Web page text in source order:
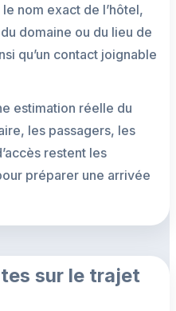
nom exact de l’hôtel,
domaine ou du lieu de
qu’un contact joignable
estimation réelle du
les passagers, les
restent les
préparer une arrivée
sur le trajet